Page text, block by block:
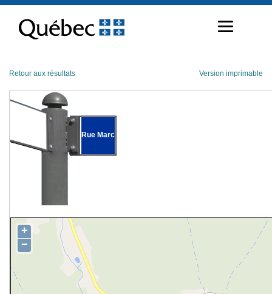
contenu
Retour aux résultats Version imprimable
Rue Marc
+
−